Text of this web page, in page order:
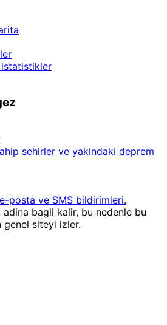
sehirler ve yakindaki deprem
posta ve SMS bildirimleri.
bagli kalir, bu nedenle bu
genel siteyi izler.